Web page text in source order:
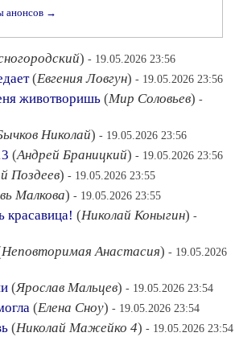
анонсов →
) - 19.05.2026 23:56
(Евгения Ловгун) - 19.05.2026 23:56
животворишь (Мир Соловьев) -
Николай) - 19.05.2026 23:56
(Андрей Браницкий) - 19.05.2026 23:56
Поздеев) - 19.05.2026 23:55
Малкова) - 19.05.2026 23:55
красавица! (Николай Коныгин) -
Неповторимая Анастасия) - 19.05.2026
(Ярослав Мальцев) - 19.05.2026 23:54
(Елена Сноу) - 19.05.2026 23:54
(Николай Мажейко 4) - 19.05.2026 23:54